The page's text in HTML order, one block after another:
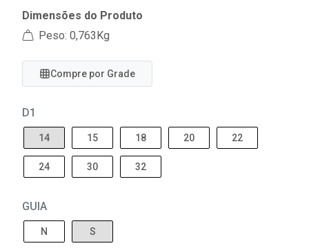
Dimensões do Produto
Peso: 0,763Kg
Compre por Grade
D1
14 15 18 20 22
24 30 32
GUIA
N S